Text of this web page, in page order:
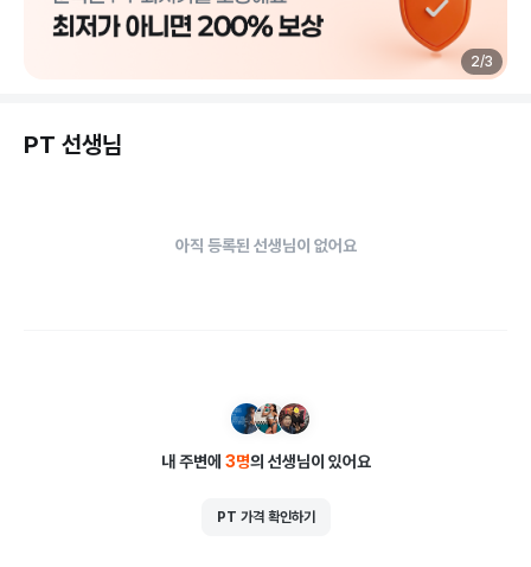
2/3
PT 선생님
아직 등록된 선생님이 없어요
내 주변에 3명의 선생님이 있어요
PT 가격 확인하기